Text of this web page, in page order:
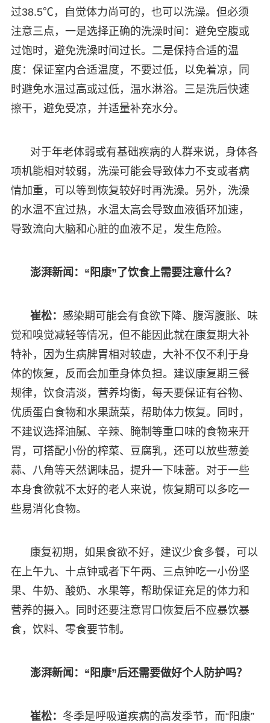
过38.5℃，自觉体力尚可的，也可以洗澡。但必须
注意三点，一是选择正确的洗澡时间：避免空腹或
过饱时，避免洗澡时间过长。二是保持合适的温
度：保证室内合适温度，不要过低，以免着凉，同
时避免水温过高或过低，温水淋浴。三是洗后快速
擦干，避免受凉，并适量补充水分。
对于年老体弱或有基础疾病的人群来说，身体各
项机能相对较弱，洗澡可能会导致体力不支或者病
情加重，可以等到恢复较好时再洗澡。另外，洗澡
的水温不宜过热，水温太高会导致血液循环加速，
导致流向大脑和心脏的血液不足，发生危险。
澎湃新闻：“阳康”了饮食上需要注意什么？
崔松： 感染期可能会有食欲下降、腹泻腹胀、味
觉和嗅觉减轻等情况，但不能因此就在康复期大补
特补，因为生病脾胃相对较虚，大补不仅不利于身
体的恢复，反而会加重身体负担。建议康复期三餐
规律，饮食清淡，营养均衡，每天要保证有谷物、
优质蛋白食物和水果蔬菜，帮助体力恢复。同时，
不建议选择油腻、辛辣、腌制等重口味的食物来开
胃，可搭配小份的榨菜、豆腐乳，还可以放些葱姜
蒜、八角等天然调味品，提升一下味蕾。对于一些
本身食欲就不太好的老人来说，恢复期可以多吃一
些易消化食物。
康复初期，如果食欲不好，建议少食多餐，可以
在上午九、十点钟或者下午两、三点钟吃一小份坚
果、牛奶、酸奶、水果等，帮助保证充足的体力和
营养的摄入。同时还要注意胃口恢复后不应暴饮暴
食，饮料、零食要节制。
澎湃新闻：“阳康”后还需要做好个人防护吗？
崔松： 冬季是呼吸道疾病的高发季节，而“阳康”